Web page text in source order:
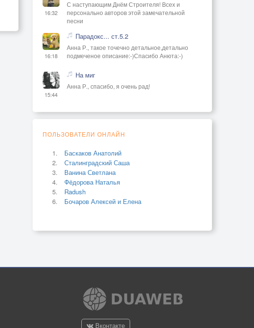
16:32
С наступающим Днём Строителя! Всех и
персонально авторов этой замечательной
песни
16:18
Парадокс... ст.5.2
Анна Р., такое точечно детальное,детально
подмеченое описание:-)Спасибо Анюта:-)
15:44
На миг
Анна Р., спасибо, я очень рад!
ПОЛЬЗОВАТЕЛИ ОНЛАЙН
Баскаков Анатолий
Сталинградский Саша
Ванина Светлана
Фёдорова Наталья
Radush
Бочаров Алексей и Елена
Вконтакте